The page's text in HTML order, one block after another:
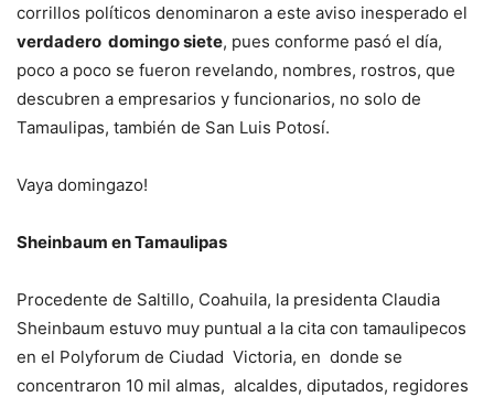
corrillos políticos denominaron a este aviso inesperado el
verdadero domingo siete, pues conforme pasó el día,
poco a poco se fueron revelando, nombres, rostros, que
descubren a empresarios y funcionarios, no solo de
Tamaulipas, también de San Luis Potosí.
Vaya domingazo!
Sheinbaum en Tamaulipas
Procedente de Saltillo, Coahuila, la presidenta Claudia
Sheinbaum estuvo muy puntual a la cita con tamaulipecos
en el Polyforum de Ciudad Victoria, en donde se
concentraron 10 mil almas, alcaldes, diputados, regidores